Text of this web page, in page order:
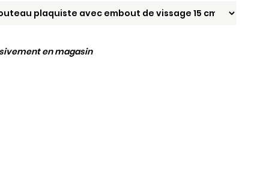
en magasin